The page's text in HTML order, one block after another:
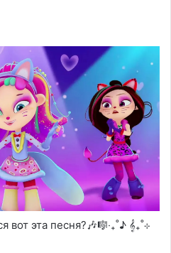
вот эта песня?🎶🎼‧₊˚♪ 𝄞₊˚⊹